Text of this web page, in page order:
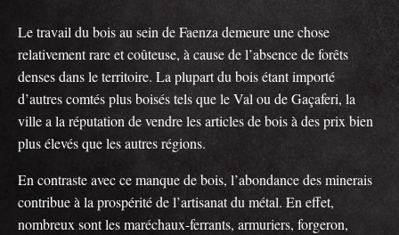
Le travail du bois au sein de Faenza demeure une chose
relativement rare et coûteuse, à cause de l’absence de forêts
denses dans le territoire. La plupart du bois étant importé
d’autres comtés plus boisés tels que le Val ou de Gaçaferi, la
ville a la réputation de vendre les articles de bois à des prix bien
plus élevés que les autres régions.
En contraste avec ce manque de bois, l’abondance des minerais
contribue à la prospérité de l’artisanat du métal. En effet,
nombreux sont les maréchaux-ferrants, armuriers, forgeron,